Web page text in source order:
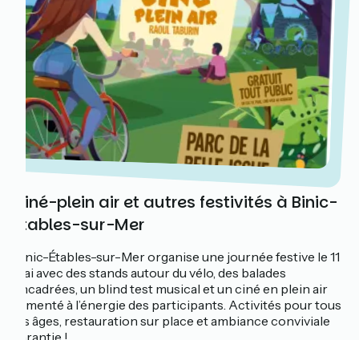
Ciné-plein air et autres festivités à Binic-
Étables-sur-Mer
Binic-Étables-sur-Mer organise une journée festive le 11
mai avec des stands autour du vélo, des balades
encadrées, un blind test musical et un ciné en plein air
alimenté à l’énergie des participants. Activités pour tous
les âges, restauration sur place et ambiance conviviale
garantie !